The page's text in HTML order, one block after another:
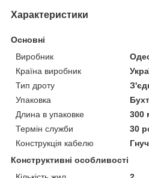
Характеристики
Основні
Виробник
Країна виробник
Тип дроту
Упаковка
Длина в упаковке
300
Термін служби
30
Конструкція кабелю
Конструктивні особливості